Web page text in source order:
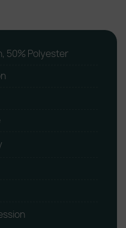
50% Polyester